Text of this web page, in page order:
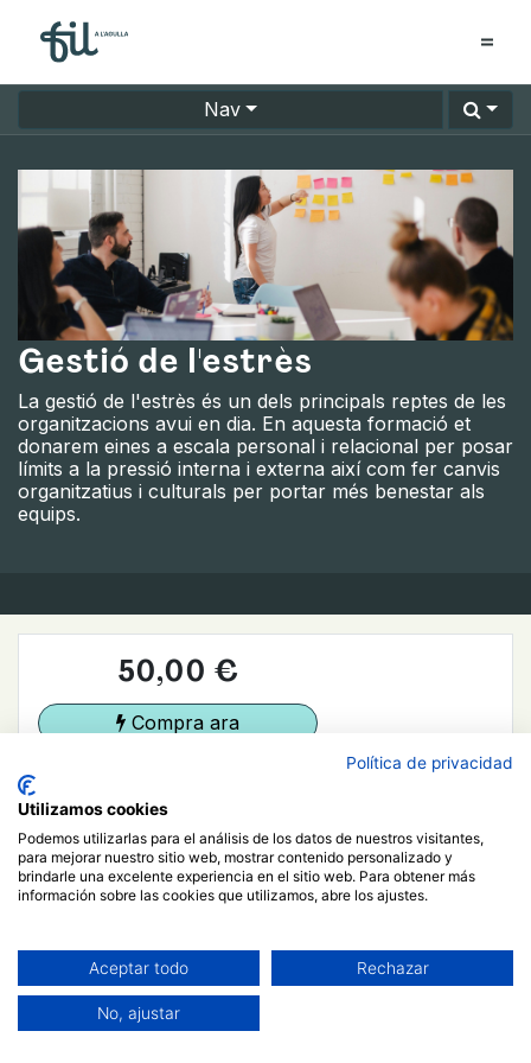
Nav
Gestió de l'estrès
La gestió de l'estrès és un dels principals reptes de les
organitzacions avui en dia. En aquesta formació et
donarem eines a escala personal i relacional per posar
límits a la pressió interna i externa així com fer canvis
organitzatius i culturals per portar més benestar als
equips.
50,00 €
Compra ara
Ja estic registrat/da
Curs
Filtre i ordre Neteja els filtres
Política de privacidad
Utilizamos cookies
Podemos utilizarlas para el análisis de los datos de nuestros visitantes,
para mejorar nuestro sitio web, mostrar contenido personalizado y
brindarle una excelente experiencia en el sitio web. Para obtener más
información sobre las cookies que utilizamos, abre los ajustes.
Aceptar todo Rechazar
No, ajustar